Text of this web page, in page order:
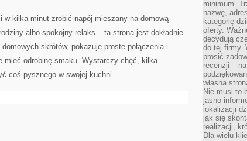
kilka minut zrobić napój mieszany na domową
albo spokojny relaks – ta strona jest dokładnie
skrótów, pokazuje proste połączenia i
mieć odrobinę smaku. Wystarczy chęć, kilka
coś pysznego w swojej kuchni.
minimum.
nazwę,
kategorię
oferty.
decydują
do tej firmy.
prosić
recenzji –
własna
Nie musi to
jasno
lokalizacji
jak się
realizacji,
Dla wielu